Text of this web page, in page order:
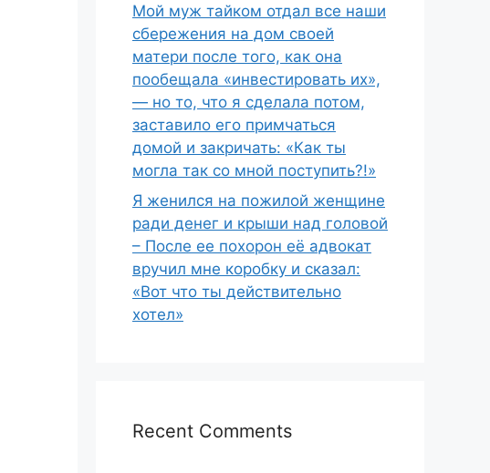
Мой муж тайком отдал все наши
сбережения на дом своей
матери после того, как она
пообещала «инвестировать их»,
— но то, что я сделала потом,
заставило его примчаться
домой и закричать: «Как ты
могла так со мной поступить?!»
Я женился на пожилой женщине
ради денег и крыши над головой
– После ее похорон её адвокат
вручил мне коробку и сказал:
«Вот что ты действительно
хотел»
Recent Comments